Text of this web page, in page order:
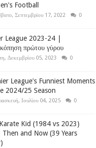
Football
Σεπτεμβρίου 17, 2022 0
League 2023-24 |
πρώτου γύρου
Δεκεμβρίου 05, 2023 0
League's Funniest Moments
2024/25 Season
Ιουλίου 04, 2025 0
Kid (1984 vs 2023)
Then and Now (39 Years